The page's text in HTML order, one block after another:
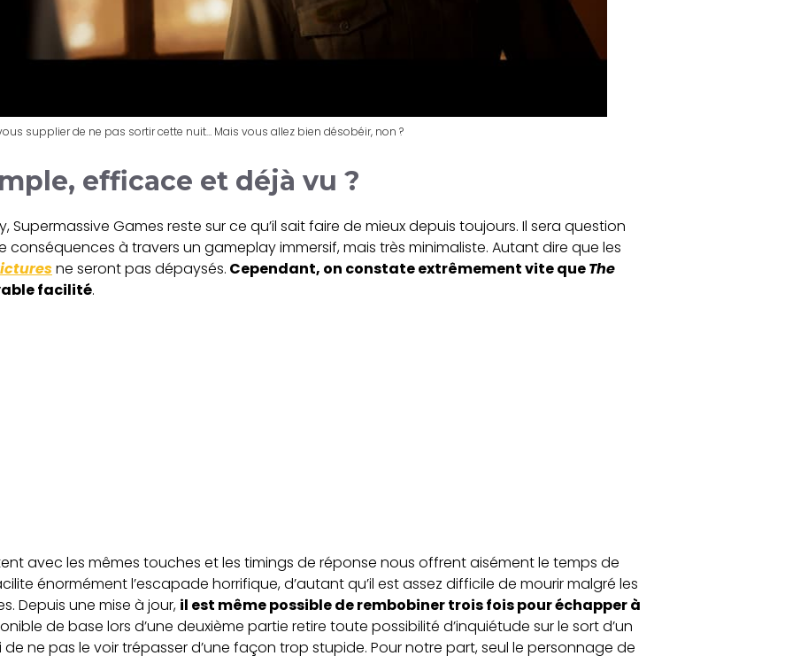
supplier de ne pas sortir cette nuit… Mais vous allez bien désobéir, non ?
efficace et déjà vu ?
Supermassive Games reste sur ce qu’il sait faire de mieux depuis toujours. Il sera question
conséquences à travers un gameplay immersif, mais très minimaliste. Autant dire que les
ne seront pas dépaysés. Cependant, on constate extrêmement vite queThe
facilité.
avec les mêmes touches et les timings de réponse nous offrent aisément le temps de
énormément l’escapade horrifique, d’autant qu’il est assez difficile de mourir malgré les
Depuis une mise à jour, il est même possible de rembobiner trois fois pour échapper à
de base lors d’une deuxième partie retire toute possibilité d’inquiétude sur le sort d’un
ne pas le voir trépasser d’une façon trop stupide. Pour notre part, seul le personnage de